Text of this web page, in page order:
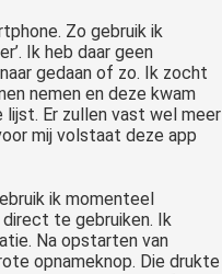
Zo gebruik ik
Ik heb daar geen
gedaan of zo. Ik zocht
nemen en deze kwam
lijst. Er zullen vast wel meer
mij volstaat deze app
ik momenteel
te gebruiken. Ik
Na opstarten van
opnameknop. Die drukte